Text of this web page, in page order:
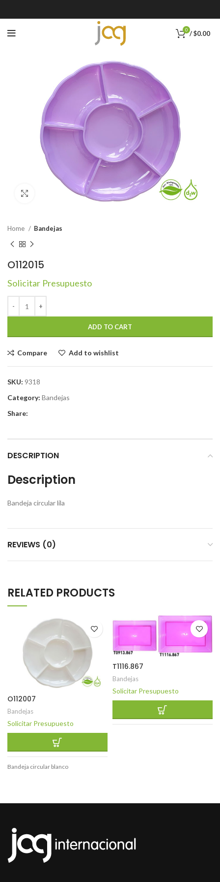
0 /$0.00
Click to enlarge
Home Bandejas
O112015
Solicitar Presupuesto
ADD TO CART
Compare Add to wishlist
SKU: 9318
Category: Bandejas
Share:
DESCRIPTION
Description
Bandeja circular lila
REVIEWS (0)
RELATED PRODUCTS
O112007
Bandejas
Solicitar Presupuesto
Bandeja circular blanco
T1116.867
Bandejas
Solicitar Presupuesto